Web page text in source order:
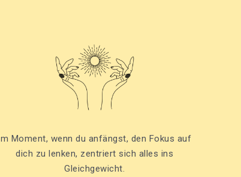
Im Moment, wenn du anfängst, den Fokus auf
dich zu lenken, zentriert sich alles ins
Gleichgewicht.